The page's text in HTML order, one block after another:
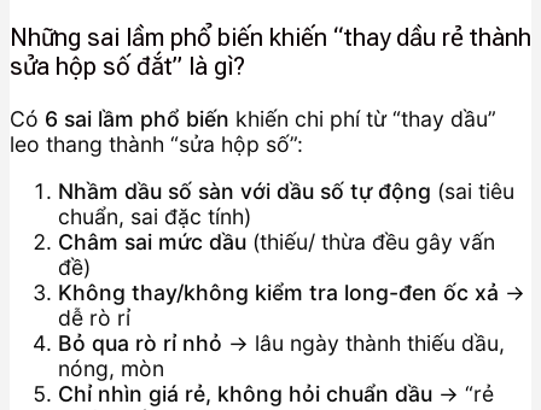
Những sai lầm phổ biến khiến “thay dầu rẻ thành
sửa hộp số đắt” là gì?
Có 6 sai lầm phổ biến khiến chi phí từ “thay dầu”
leo thang thành “sửa hộp số”:
Nhầm dầu số sàn với dầu số tự động (sai tiêu
chuẩn, sai đặc tính)
Châm sai mức dầu (thiếu/ thừa đều gây vấn
đề)
Không thay/không kiểm tra long-đen ốc xả →
dễ rò rỉ
Bỏ qua rò rỉ nhỏ → lâu ngày thành thiếu dầu,
nóng, mòn
Chỉ nhìn giá rẻ, không hỏi chuẩn dầu → “rẻ